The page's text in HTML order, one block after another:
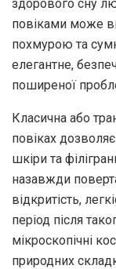
здорового сну
повіками може
похмурою та
елегантне,
поширеної
Класична або
повіках
шкіри та
назавжди
відкритість,
період після
мікроскопічні
природних